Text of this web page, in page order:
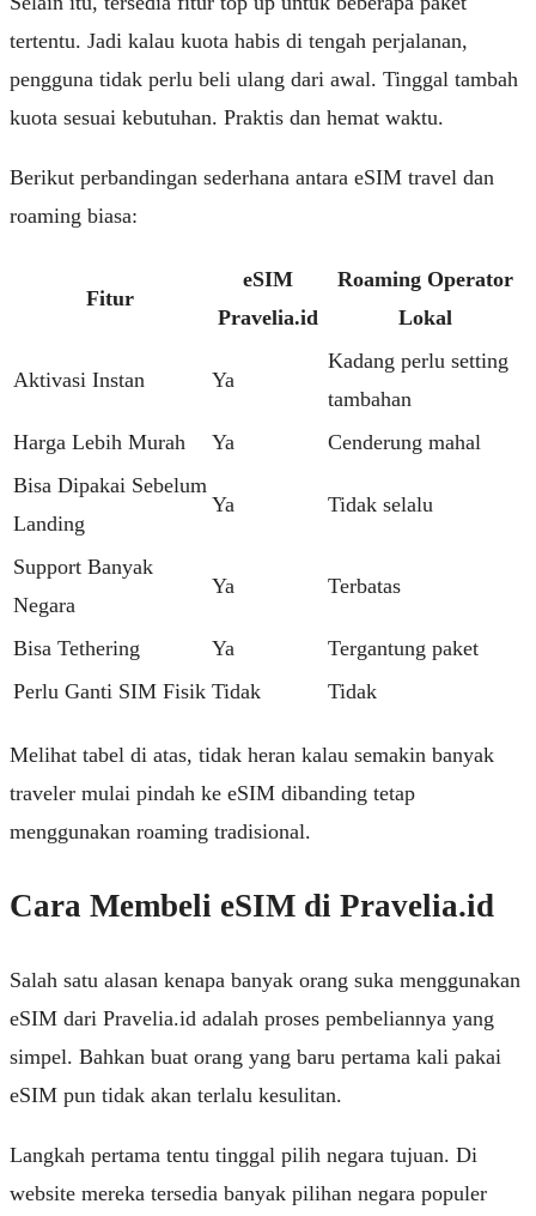
tertentu. Jadi kalau kuota habis di tengah perjalanan,
pengguna tidak perlu beli ulang dari awal. Tinggal tambah
kuota sesuai kebutuhan. Praktis dan hemat waktu.
Berikut perbandingan sederhana antara eSIM travel dan
roaming biasa:
Fitur
eSIM
Pravelia.id
Roaming Operator
Lokal
Aktivasi Instan Ya
Kadang perlu setting
tambahan
Harga Lebih Murah
Ya
Cenderung mahal
Bisa Dipakai Sebelum
Landing
Ya Tidak selalu
Support Banyak
Negara
Ya Terbatas
Bisa Tethering Ya
Tergantung paket
Perlu Ganti SIM Fisik Tidak Tidak
Melihat tabel di atas, tidak heran kalau semakin banyak
traveler mulai pindah ke eSIM dibanding tetap
menggunakan roaming tradisional.
Cara Membeli eSIM di Pravelia.id
Salah satu alasan kenapa banyak orang suka menggunakan
eSIM dari Pravelia.id adalah proses pembeliannya yang
simpel. Bahkan buat orang yang baru pertama kali pakai
eSIM pun tidak akan terlalu kesulitan.
Langkah pertama tentu tinggal pilih negara tujuan. Di
website mereka tersedia banyak pilihan negara populer